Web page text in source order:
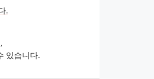
있습니다.